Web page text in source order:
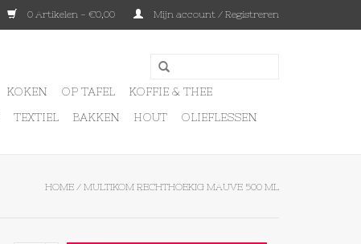
0 Artikelen - €0,00 Mijn account / Registreren
KOKEN OP TAFEL
KOFFIE & THEE
TEXTIEL BAKKEN HOUT OLIEFLESSEN
HOME / MULTIKOM RECHTHOEKIG MAUVE 500 ML